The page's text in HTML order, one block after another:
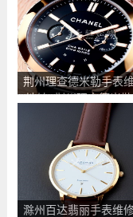
荆州理查德米勒手表
地址_荆州理查德米
后服务点查询
滁州百达翡丽手表维